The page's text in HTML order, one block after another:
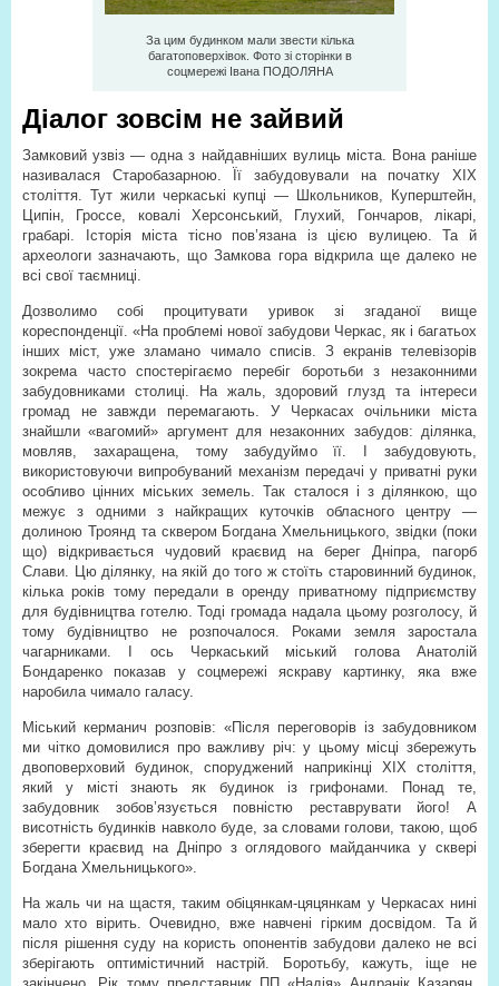
За цим будинком мали звести кілька
багатоповерхівок. Фото зі сторінки в
соцмережі Івана ПОДОЛЯНА
Діалог зовсім не зайвий
Замковий узвіз — одна з найдавніших вулиць міста. Вона раніше
називалася Старобазарною. Її забудовували на початку ХІХ
століття. Тут жили черкаські купці — Школьников, Куперштейн,
Ципін, Гроссе, ковалі Херсонський, Глухий, Гончаров, лікарі,
грабарі. Історія міста тісно пов’язана із цією вулицею. Та й
археологи зазначають, що Замкова гора відкрила ще далеко не
всі свої таємниці.
Дозволимо собі процитувати уривок зі згаданої вище
кореспонденції. «На проблемі нової забудови Черкас, як і багатьох
інших міст, уже зламано чимало списів. З екранів телевізорів
зокрема часто спостерігаємо перебіг боротьби з незаконними
забудовниками столиці. На жаль, здоровий глузд та інтереси
громад не завжди перемагають. У Черкасах очільники міста
знайшли «вагомий» аргумент для незаконних забудов: ділянка,
мовляв, захаращена, тому забудуймо її. І забудовують,
використовуючи випробуваний механізм передачі у приватні руки
особливо цінних міських земель. Так сталося і з ділянкою, що
межує з одними з найкращих куточків обласного центру —
долиною Троянд та сквером Богдана Хмельницького, звідки (поки
що) відкривається чудовий краєвид на берег Дніпра, пагорб
Слави. Цю ділянку, на якій до того ж стоїть старовинний будинок,
кілька років тому передали в оренду приватному підприємству
для будівництва готелю. Тоді громада надала цьому розголосу, й
тому будівництво не розпочалося. Роками земля заростала
чагарниками. І ось Черкаський міський голова Анатолій
Бондаренко показав у соцмережі яскраву картинку, яка вже
наробила чимало галасу.
Міський керманич розповів: «Після переговорів із забудовником
ми чітко домовилися про важливу річ: у цьому місці збережуть
двоповерховий будинок, споруджений наприкінці ХІХ століття,
який у місті знають як будинок із грифонами. Понад те,
забудовник зобов’язується повністю реставрувати його! А
висотність будинків навколо буде, за словами голови, такою, щоб
зберегти краєвид на Дніпро з оглядового майданчика у сквері
Богдана Хмельницького».
На жаль чи на щастя, таким обіцянкам-цяцянкам у Черкасах нині
мало хто вірить. Очевидно, вже навчені гірким досвідом. Та й
після рішення суду на користь опонентів забудови далеко не всі
зберігають оптимістичний настрій. Боротьбу, кажуть, іще не